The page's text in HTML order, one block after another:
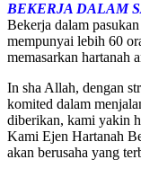
BEKERJA DALAM
Bekerja dalam
mempunyai lebih 60
memasarkan hartanah
In sha Allah, dengan
komited dalam
diberikan, kami yakin
Kami Ejen Hartanah
akan berusaha yang